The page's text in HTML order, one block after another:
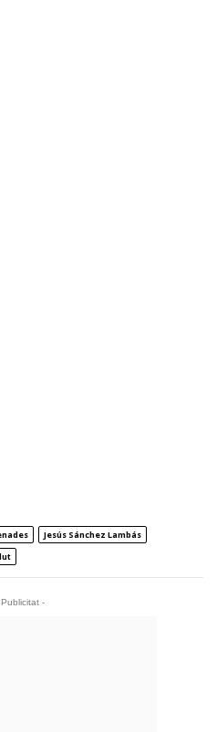
Jesús Sánchez Lambás
-